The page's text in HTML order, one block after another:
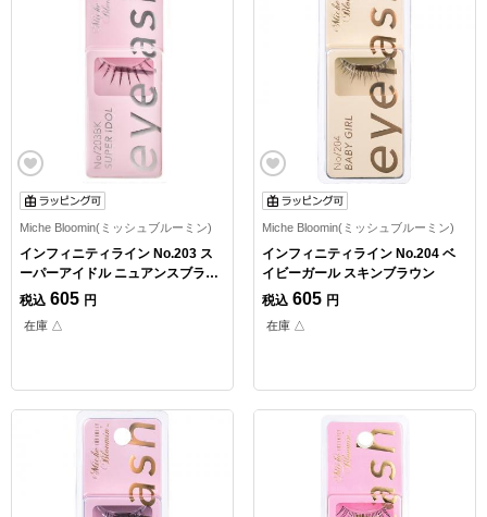
Miche Bloomin(ミッシュブルーミン)
インフィニティライン No.203 ス
ーパーアイドル ニュアンスブラッ
ク
税込 605 円
在庫 △
Miche Bloomin(ミッシュブルーミン)
インフィニティライン No.204 ベ
イビーガール スキンブラウン
税込 605 円
在庫 △